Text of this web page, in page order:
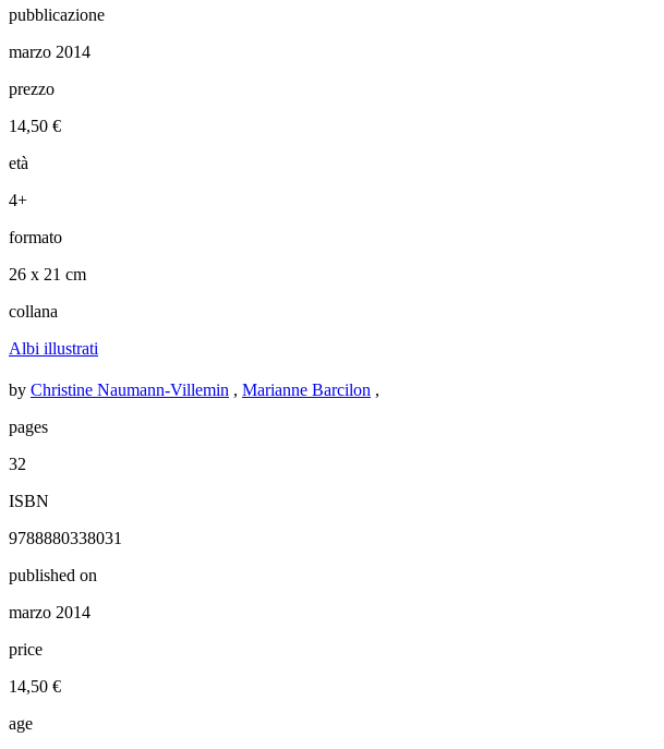
pubblicazione
marzo 2014
prezzo
14,50 €
età
4+
formato
26 x 21 cm
collana
Albi illustrati
by Christine Naumann-Villemin , Marianne Barcilon ,
pages
32
ISBN
9788880338031
published on
marzo 2014
price
14,50 €
age